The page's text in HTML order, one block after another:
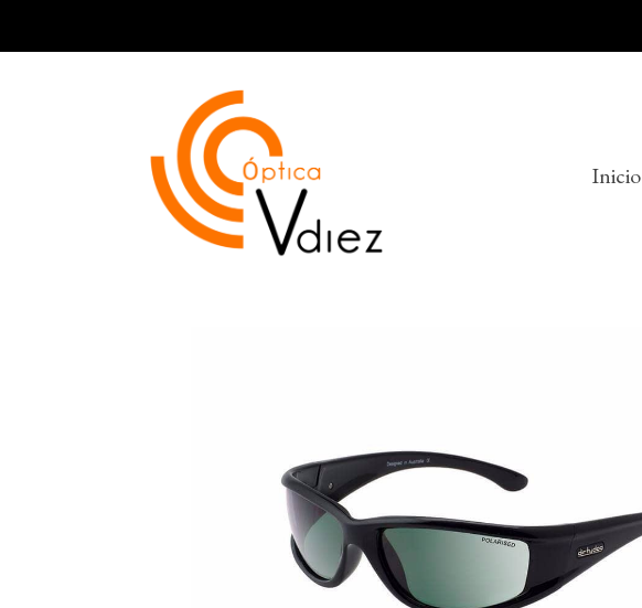
Inicio
Dirty Dog Banger